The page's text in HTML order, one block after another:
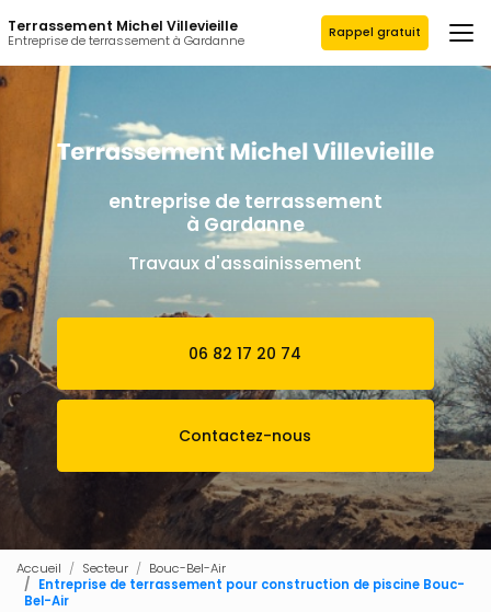
au
contenu
principal
Terrassement Michel Villevieille
Entreprise de terrassement à Gardanne Rappel gratuit
entreprise de terrassement
à Gardanne
Travaux d'assainissement
06 82 17 20 74
Contactez-nous
Accueil Secteur
Bouc-Bel-Air
Entreprise de terrassement pour construction de piscine Bouc-
Bel-Air